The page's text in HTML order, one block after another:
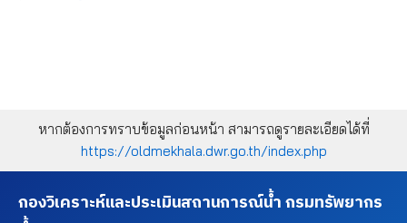
หากต้องการทราบข้อมูลก่อนหน้า สามารถดูรายละเอียดได้ที่
https://oldmekhala.dwr.go.th/index.php
กองวิเคราะห์และประเมินสถานการณ์น้ำ กรมทรัพยากร